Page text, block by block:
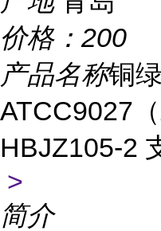
价格： 200
产品名称铜
ATCC9027（
HBJZ105-2
>
简介